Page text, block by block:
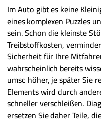
Im Auto gibt es keine
eines komplexen Puzzles
sein. Schon die kleinste
Treibstoffkosten,
Sicherheit für Ihre
wahrscheinlich bereits
umso höher, je später Sie
Elements wird durch
schneller verschleißen.
ersetzen Sie daher Teile,